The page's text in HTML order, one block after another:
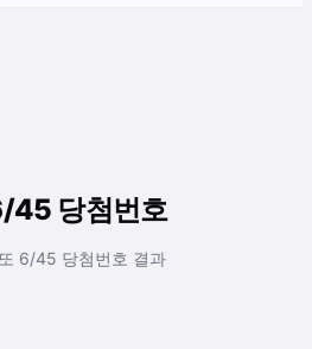
45 당첨번호
6/45 당첨번호 결과